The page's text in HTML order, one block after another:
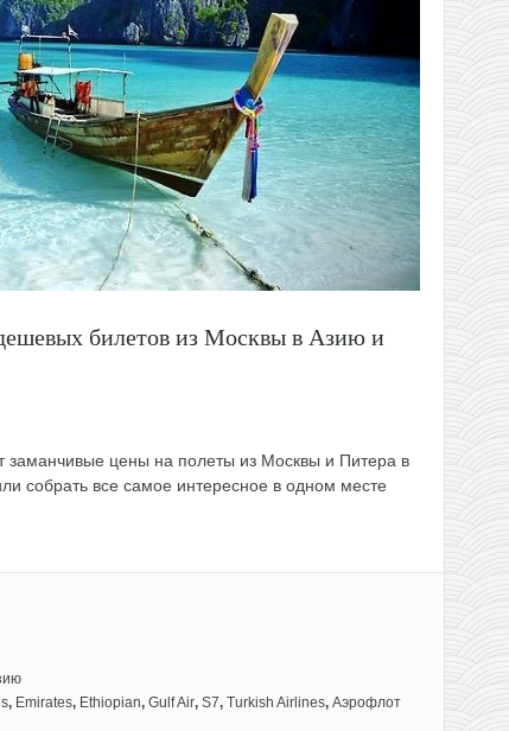
билетов из Москвы в Азию и
заманчивые цены на полеты из Москвы и Питера в
собрать все самое интересное в одном месте
, Emirates, Ethiopian, Gulf Air, S7, Turkish Airlines, Аэрофлот